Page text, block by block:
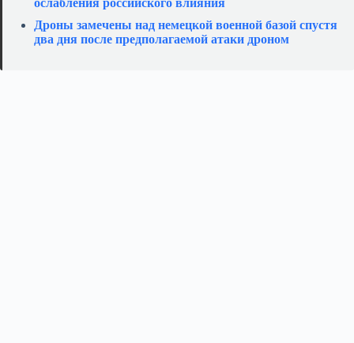
Дроны замечены над немецкой военной базой спустя
два дня после предполагаемой атаки дроном